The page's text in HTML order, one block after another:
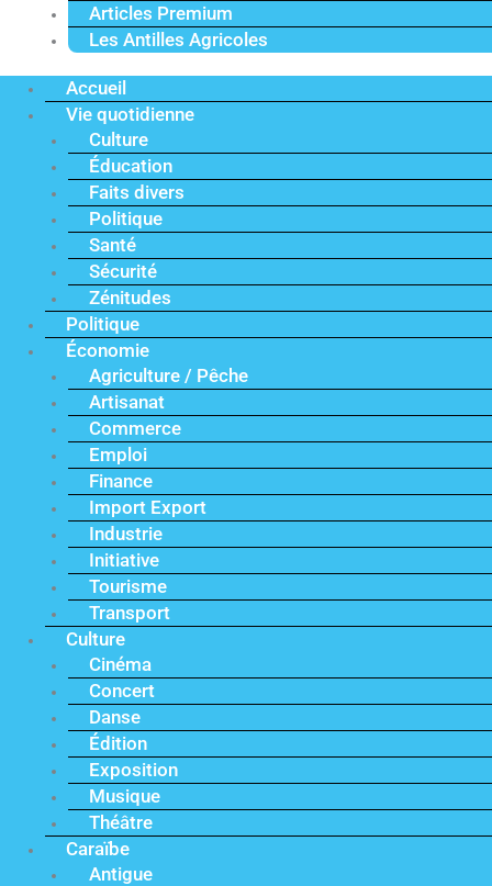
Articles Premium
Les Antilles Agricoles
Accueil
Vie quotidienne
Culture
Éducation
Faits divers
Politique
Santé
Sécurité
Zénitudes
Politique
Économie
Agriculture / Pêche
Artisanat
Commerce
Emploi
Finance
Import Export
Industrie
Initiative
Tourisme
Transport
Culture
Cinéma
Concert
Danse
Édition
Exposition
Musique
Théâtre
Caraïbe
Antigue